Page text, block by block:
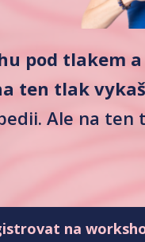
pod tlakem
ten tlak
Ale na ten
na